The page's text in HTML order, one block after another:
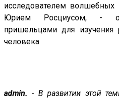
исследователем волшебных
Юрием Росциусом, -
пришельцами для изучения
человека.
admin.- В развитии этой